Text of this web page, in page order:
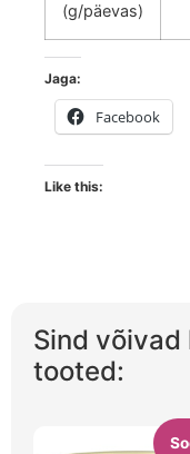
(g/päevas)
Jaga:
Facebook
Like this:
Sind võivad
tooted: